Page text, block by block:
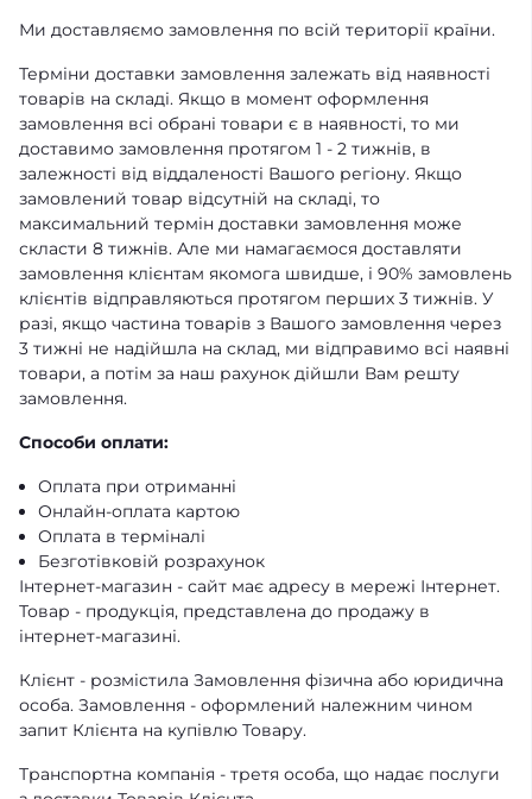
Ми доставляємо замовлення по всій території країни.
Терміни доставки замовлення залежать від наявності
товарів на складі. Якщо в момент оформлення
замовлення всі обрані товари є в наявності, то ми
доставимо замовлення протягом 1 - 2 тижнів, в
залежності від віддаленості Вашого регіону. Якщо
замовлений товар відсутній на складі, то
максимальний термін доставки замовлення може
скласти 8 тижнів. Але ми намагаємося доставляти
замовлення клієнтам якомога швидше, і 90% замовлень
клієнтів відправляються протягом перших 3 тижнів. У
разі, якщо частина товарів з Вашого замовлення через
3 тижні не надійшла на склад, ми відправимо всі наявні
товари, а потім за наш рахунок дійшли Вам решту
замовлення.
Способи оплати:
Оплата при отриманні
Онлайн-оплата картою
Оплата в терміналі
Безготівковій розрахунок
Інтернет-магазин - сайт має адресу в мережі Інтернет.
Товар - продукція, представлена ​​до продажу в
інтернет-магазині.
Клієнт - розмістила Замовлення фізична або юридична
особа. Замовлення - оформлений належним чином
запит Клієнта на купівлю Товару.
Транспортна компанія - третя особа, що надає послуги